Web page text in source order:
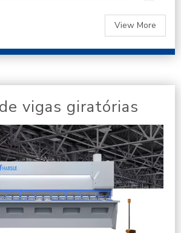
View More
vigas giratórias